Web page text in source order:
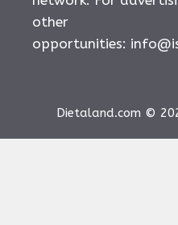
other
opportunities:
Dietaland.com ©